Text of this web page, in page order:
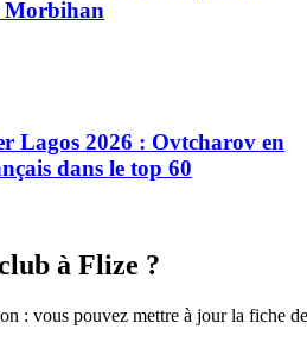
Morbihan
Lagos 2026 : Ovtcharov en
dans le top 60
à Flize ?
: vous pouvez mettre à jour la fiche de